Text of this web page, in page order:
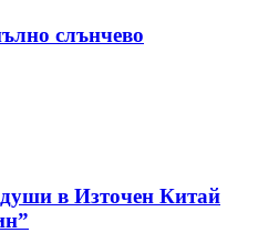
слънчево
в Източен Китай